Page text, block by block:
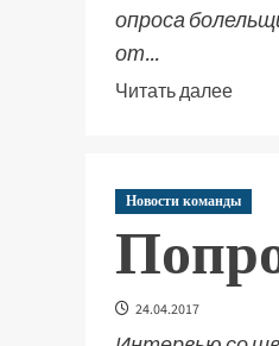
опроса
от...
Читать далее
Новости команды
24.04.2017